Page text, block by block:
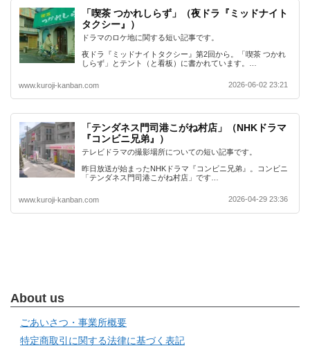
「喫茶 つかれしらず」（夜ドラ『ミッドナイト
タクシー』）
ドラマのロケ地に関する短い記事です。
夜ドラ『ミッドナイトタクシー』第2回から。「喫茶 つかれ
しらず」とテント（と看板）に書かれています。…
www.kuroji-kanban.com 2026-06-02 23:21
「テンダネス門司港こがね村店」（NHKドラマ
『コンビニ兄弟』）
テレビドラマの撮影場所についての短い記事です。
昨日放送が始まったNHKドラマ『コンビニ兄弟』。コンビニ
「テンダネス門司港こがね村店」です…
www.kuroji-kanban.com 2026-04-29 23:36
About us
ごあいさつ・事業所概要
特定商取引に関する法律に基づく表記